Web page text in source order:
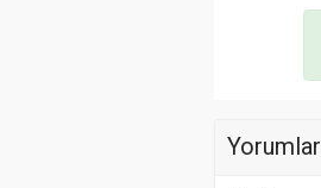
Yorumlar